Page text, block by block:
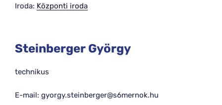
Iroda: Központi iroda
Steinberger György
technikus
E-mail: gyorgy.steinberger@s6mernok.hu